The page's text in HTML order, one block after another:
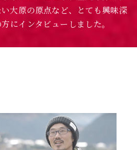
大原の原点など、
とても興味深
にインタビューしました。